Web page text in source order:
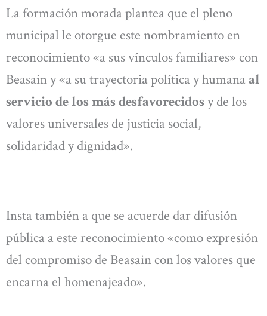
La formación morada plantea que el pleno
municipal le otorgue este nombramiento en
reconocimiento «a sus vínculos familiares» con
Beasain y «a su trayectoria política y humana al
servicio de los más desfavorecidos y de los
valores universales de justicia social,
solidaridad y dignidad».
Insta también a que se acuerde dar difusión
pública a este reconocimiento «como expresión
del compromiso de Beasain con los valores que
encarna el homenajeado».